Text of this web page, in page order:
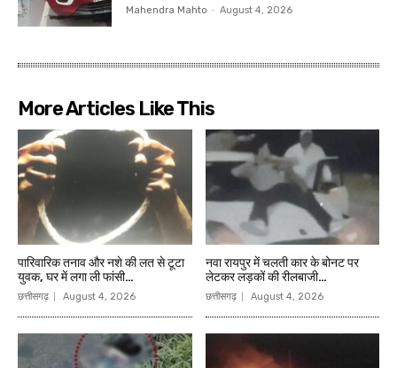
Mahendra Mahto - August 4, 2026
More Articles Like This
पारिवारिक तनाव और नशे की लत से टूटा
युवक, घर में लगा ली फांसी…
छत्तीसगढ़ August 4, 2026
नवा रायपुर में चलती कार के बोनट पर
लेटकर लड़कों की रीलबाजी…
छत्तीसगढ़ August 4, 2026